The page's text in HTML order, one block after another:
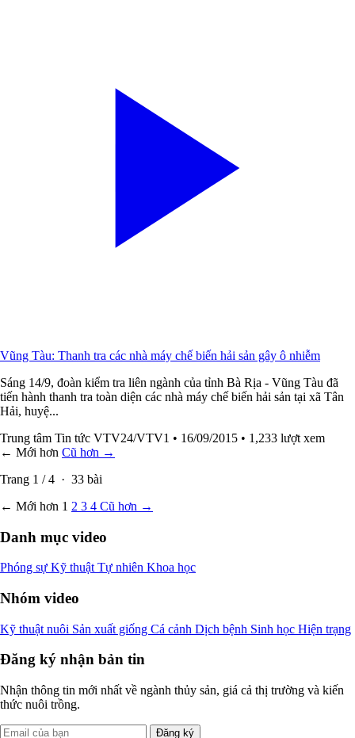
Vũng Tàu: Thanh tra các nhà máy chế biến hải sản gây ô nhiễm
Sáng 14/9, đoàn kiểm tra liên ngành của tỉnh Bà Rịa - Vũng Tàu đã
tiến hành thanh tra toàn diện các nhà máy chế biến hải sản tại xã Tân
Hải, huyệ...
Trung tâm Tin tức VTV24/VTV1 • 16/09/2015 • 1,233 lượt xem
← Mới hơn Cũ hơn →
Trang 1 /4 · 33 bài
← Mới hơn 1 2 3 4 Cũ hơn →
Danh mục video
Phóng sự Kỹ thuật Tự nhiên Khoa học
Nhóm video
Kỹ thuật nuôi Sản xuất giống Cá cảnh Dịch bệnh Sinh học Hiện trạng
Đăng ký nhận bản tin
Nhận thông tin mới nhất về ngành thủy sản, giá cả thị trường và kiến
thức nuôi trồng.
Đăng ký